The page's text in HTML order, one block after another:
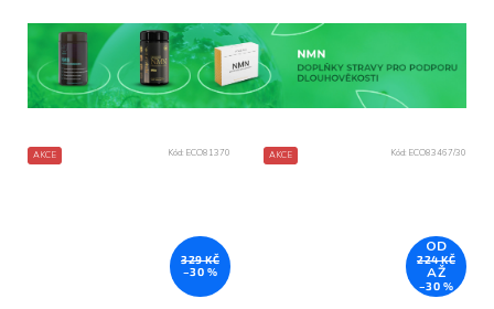
AKCE
329 KČ
–30 %
Kód: ECO81370 AKCE
OD
224 KČ
AŽ
–30 %
Kód: ECO83467/30